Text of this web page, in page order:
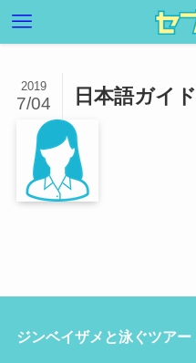
日本語ガイド
2019
7/04
ジンベイザメと泳ぐツアー